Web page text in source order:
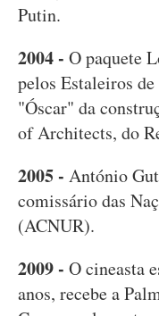
Putin.
2004 - O paquete
pelos Estaleiros
"Óscar" da
of Architects, do
2005 - António
comissário das
(ACNUR).
2009 - O cineasta
anos, recebe a